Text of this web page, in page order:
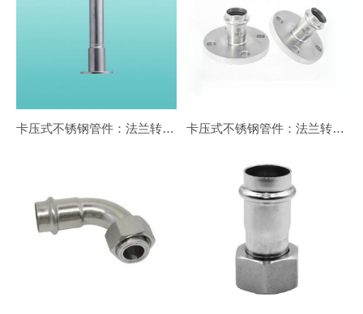
卡压式不锈钢管件：法兰转换接头FG1 卡压式不锈钢管件：法兰转换接头FG2